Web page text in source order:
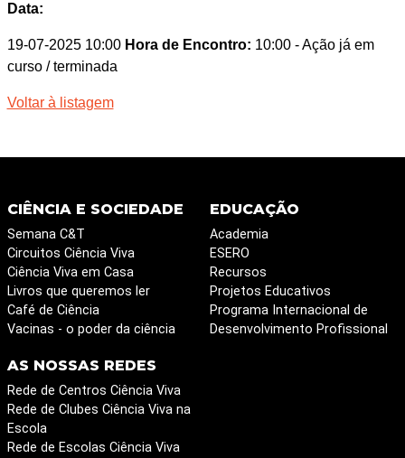
Data:
19-07-2025 10:00 Hora de Encontro: 10:00 - Ação já em
curso / terminada
Voltar à listagem
CIÊNCIA E SOCIEDADE
Semana C&T
Circuitos Ciência Viva
Ciência Viva em Casa
Livros que queremos ler
Café de Ciência
Vacinas - o poder da ciência
EDUCAÇÃO
Academia
ESERO
Recursos
Projetos Educativos
Programa Internacional de
Desenvolvimento Profissional
AS NOSSAS REDES
Rede de Centros Ciência Viva
Rede de Clubes Ciência Viva na
Escola
Rede de Escolas Ciência Viva